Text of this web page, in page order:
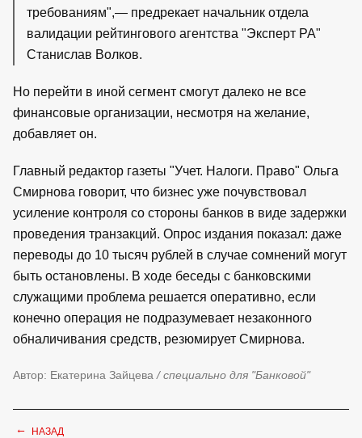
требованиям",— предрекает начальник отдела
валидации рейтингового агентства "Эксперт РА"
Станислав Волков.
Но перейти в иной сегмент смогут далеко не все
финансовые организации, несмотря на желание,
добавляет он.
Главный редактор газеты "Учет. Налоги. Право" Ольга
Смирнова говорит, что бизнес уже почувствовал
усиление контроля со стороны банков в виде задержки
проведения транзакций. Опрос издания показал: даже
переводы до 10 тысяч рублей в случае сомнений могут
быть остановлены. В ходе беседы с банковскими
служащими проблема решается оперативно, если
конечно операция не подразумевает незаконного
обналичивания средств, резюмирует Смирнова.
Автор: Екатерина Зайцева / специально для "Банковой"
← НАЗАД